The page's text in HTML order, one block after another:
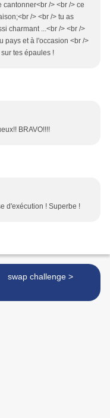
cantonner<br /> <br /> ce
/> <br /> tu as
charmant ...<br /> <br />
pays et à l'occasion <br />
tes épaules !
BRAVO!!!!
d'exécution ! Superbe !
swap challenge >